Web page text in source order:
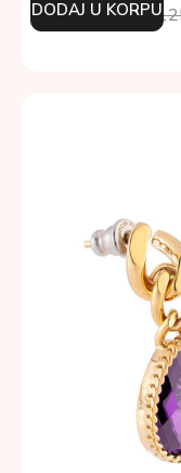
DODAJ U KORPU